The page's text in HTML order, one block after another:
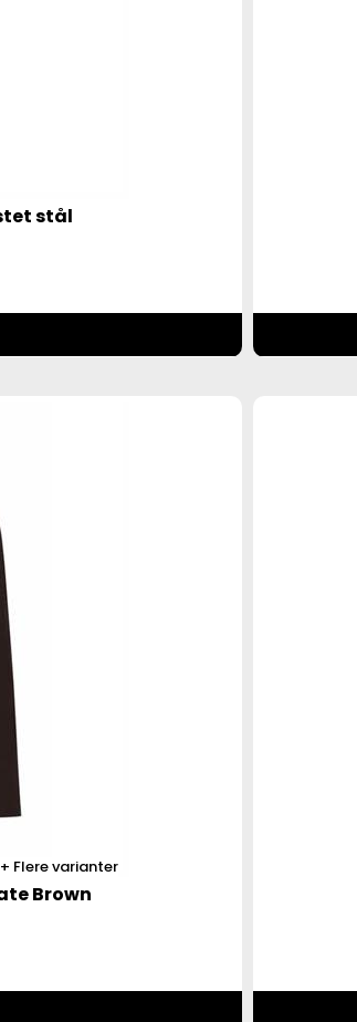
stål
Flere varianter
Brown